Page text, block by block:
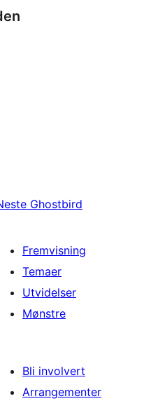
Ghostbird
Fremvisning
Temaer
Utvidelser
Mønstre
Bli involvert
Arrangementer